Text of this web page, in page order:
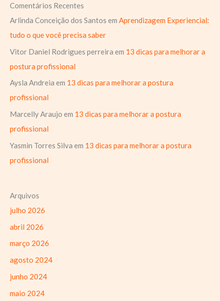
Comentários Recentes
Arlinda Conceição dos Santos em Aprendizagem Experiencial:
tudo o que você precisa saber
Vitor Daniel Rodrigues perreira em 13 dicas para melhorar a
postura profissional
Aysla Andreia em 13 dicas para melhorar a postura
profissional
Marcelly Araujo em 13 dicas para melhorar a postura
profissional
Yasmin Torres Silva em 13 dicas para melhorar a postura
profissional
Arquivos
julho 2026
abril 2026
março 2026
agosto 2024
junho 2024
maio 2024